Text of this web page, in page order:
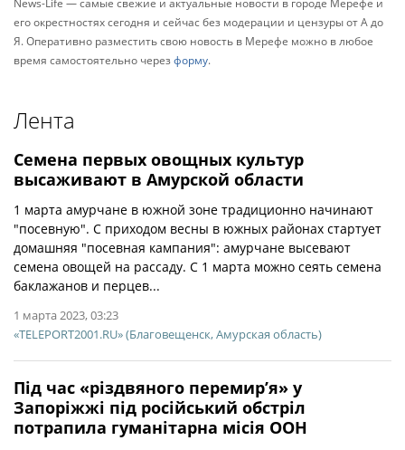
News-Life — самые свежие и актуальные новости в городе Мерефе и
его окрестностях сегодня и сейчас без модерации и цензуры от А до
Я. Оперативно разместить свою новость в Мерефе можно в любое
время самостоятельно черезформу.
Лента
Семена первых овощных культур
высаживают в Амурской области
1 марта амурчане в южной зоне традиционно начинают
"посевную". С приходом весны в южных районах стартует
домашняя "посевная кампания": амурчане высевают
семена овощей на рассаду. С 1 марта можно сеять семена
баклажанов и перцев...
1 марта 2023, 03:23
«TELEPORT2001.RU» (Благовещенск, Амурская область)
Під час «різдвяного перемир’я» у
Запоріжжі під російський обстріл
потрапила гуманітарна місія ООН